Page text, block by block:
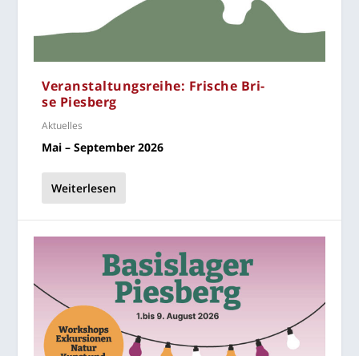
Ver­an­stal­tungs­rei­he: Fri­sche Bri­
se Piesberg
Aktuelles
Mai – Sep­tem­ber 2026
Weiterlesen